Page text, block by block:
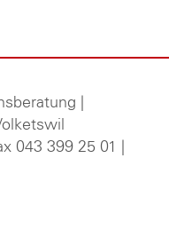
043 399 25 01 |